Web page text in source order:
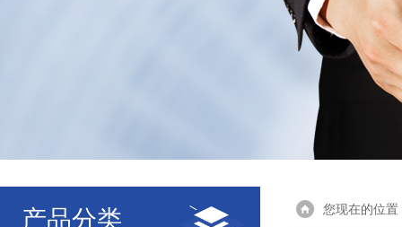
产品分类 您现在的位置